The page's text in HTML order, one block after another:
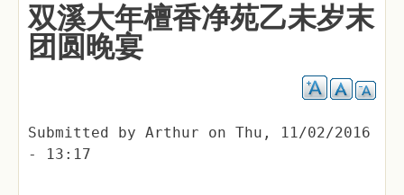
双溪大年檀香净苑乙未岁末
团圆晚宴
Submitted by Arthur on Thu, 11/02/2016
- 13:17